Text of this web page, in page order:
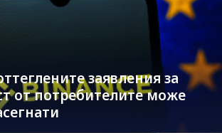
заявления за
от потребителите може